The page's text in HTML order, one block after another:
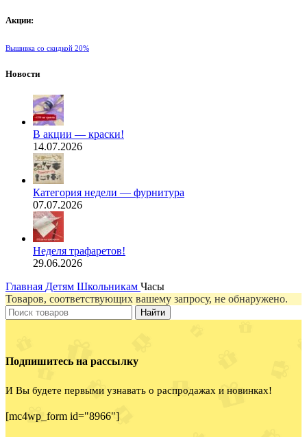
Акции:
Вышивка со скидкой 20%
Новости
В акции — краски!
14.07.2026
Категория недели — фурнитура
07.07.2026
Неделя трафаретов!
29.06.2026
Главная Детям Школьникам Часы
Товаров, соответствующих вашему запросу, не обнаружено.
Найти
Подпишитесь на рассылку
И Вы будете первыми узнавать о распродажах и новинках!
[mc4wp_form id="8966"]